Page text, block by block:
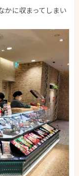
かに収まってしまい